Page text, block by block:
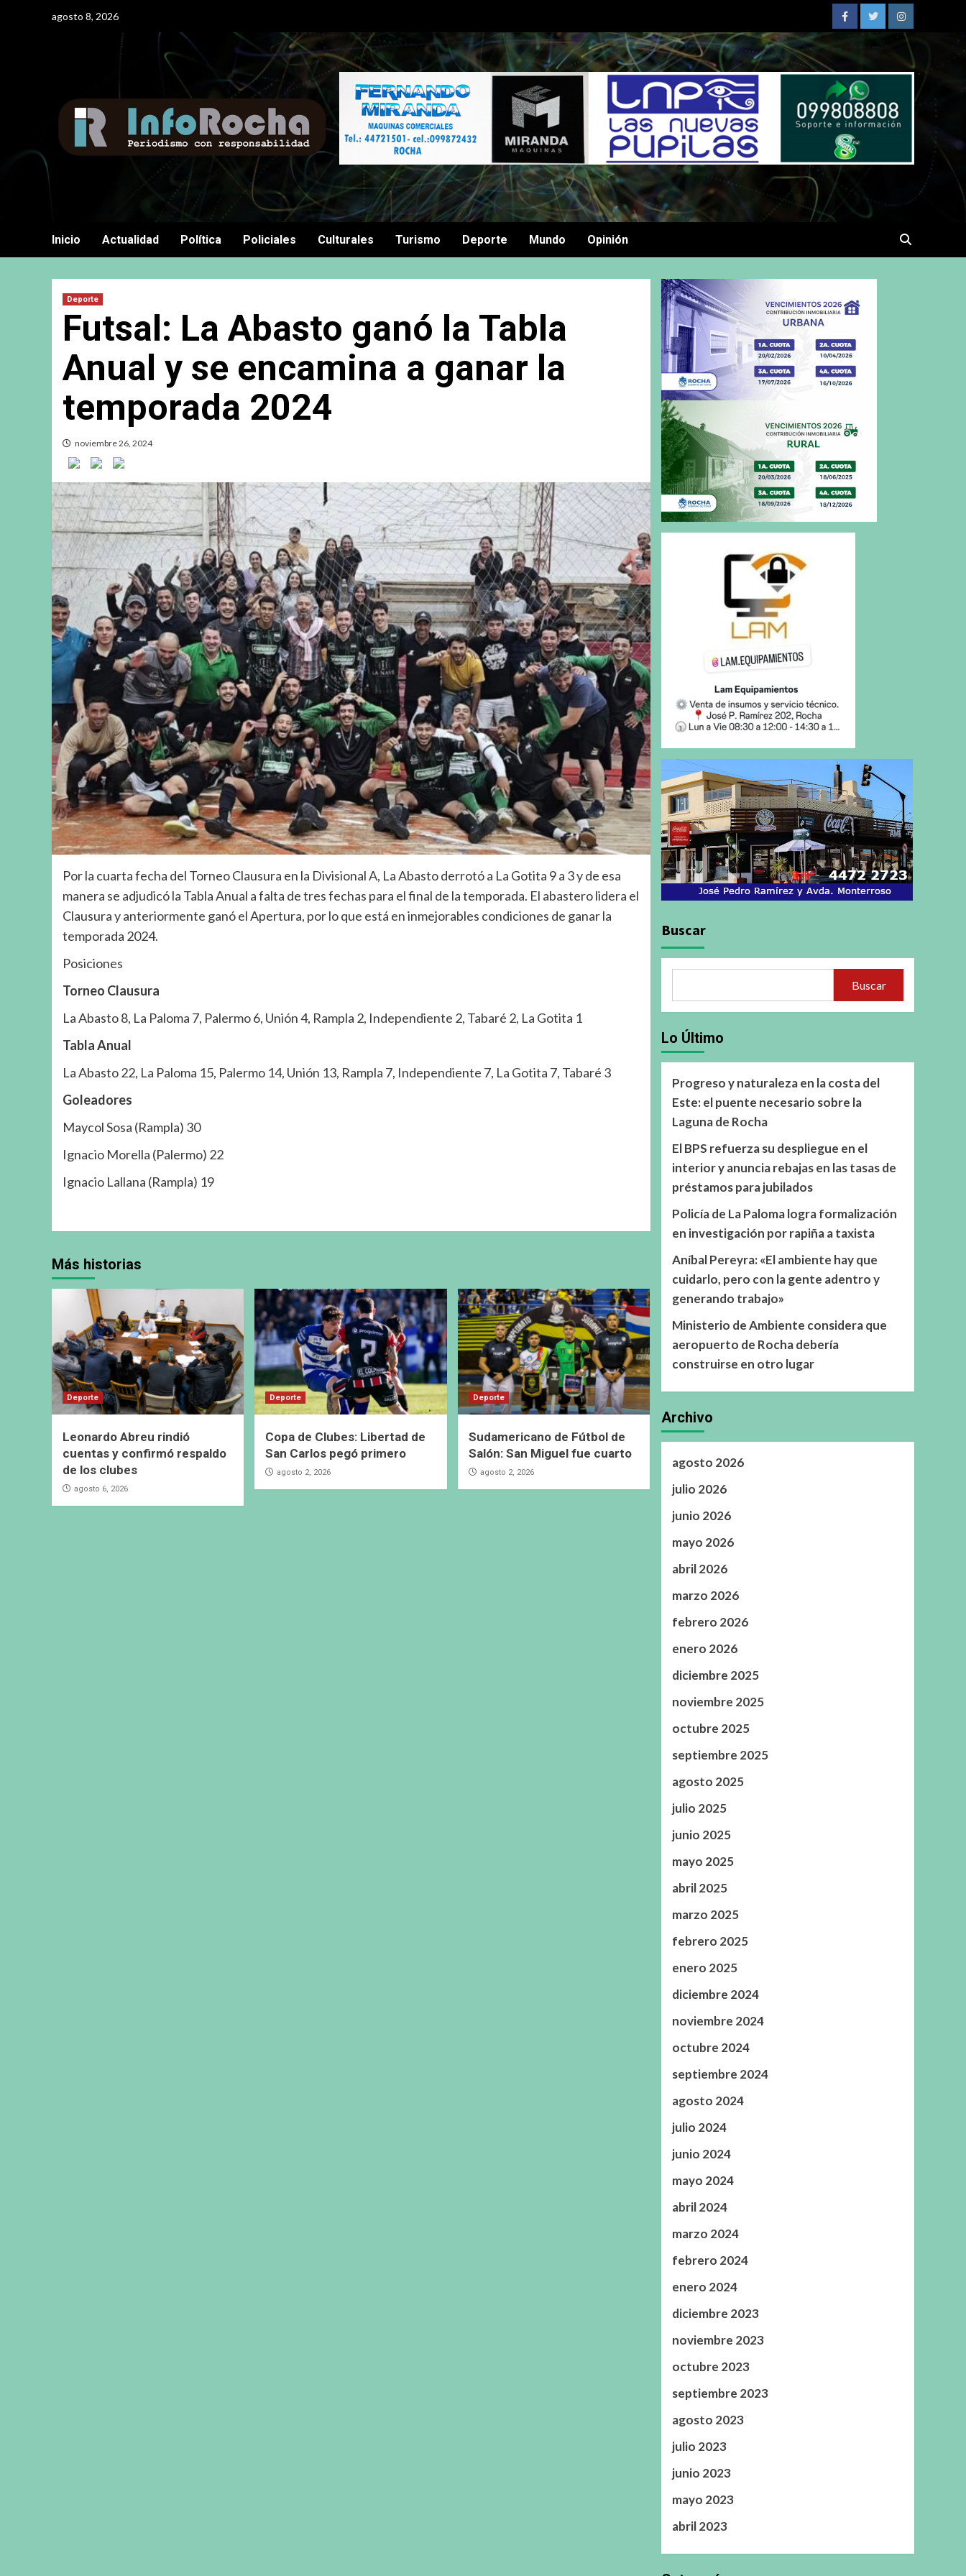
agosto 8, 2026
FacebookTwitterInstagram
Inicio Actualidad Política Policiales Culturales Turismo Deporte Mundo Opinión
Deporte
Futsal: La Abasto ganó la Tabla
Anual y se encamina a ganar la
temporada 2024
noviembre 26, 2024
Por la cuarta fecha del Torneo Clausura en la Divisional A, La Abasto derrotó a La Gotita 9 a 3 y de esa
manera se adjudicó la Tabla Anual a falta de tres fechas para el final de la temporada. El abastero lidera el
Clausura y anteriormente ganó el Apertura, por lo que está en inmejorables condiciones de ganar la
temporada 2024.
Posiciones
Torneo Clausura
La Abasto 8, La Paloma 7, Palermo 6, Unión 4, Rampla 2, Independiente 2, Tabaré 2, La Gotita 1
Tabla Anual
La Abasto 22, La Paloma 15, Palermo 14, Unión 13, Rampla 7, Independiente 7, La Gotita 7, Tabaré 3
Goleadores
Maycol Sosa (Rampla) 30
Ignacio Morella (Palermo) 22
Ignacio Lallana (Rampla) 19
Más historias
Deporte
Leonardo Abreu rindió
cuentas y confirmó respaldo
de los clubes
agosto 6, 2026
Deporte
Copa de Clubes: Libertad de
San Carlos pegó primero
agosto 2, 2026
Deporte
Sudamericano de Fútbol de
Salón: San Miguel fue cuarto
agosto 2, 2026
Buscar
Buscar
Lo Último
Progreso y naturaleza en la costa del
Este: el puente necesario sobre la
Laguna de Rocha
El BPS refuerza su despliegue en el
interior y anuncia rebajas en las tasas de
préstamos para jubilados
Policía de La Paloma logra formalización
en investigación por rapiña a taxista
Aníbal Pereyra: «El ambiente hay que
cuidarlo, pero con la gente adentro y
generando trabajo»
Ministerio de Ambiente considera que
aeropuerto de Rocha debería
construirse en otro lugar
Archivo
agosto 2026
julio 2026
junio 2026
mayo 2026
abril 2026
marzo 2026
febrero 2026
enero 2026
diciembre 2025
noviembre 2025
octubre 2025
septiembre 2025
agosto 2025
julio 2025
junio 2025
mayo 2025
abril 2025
marzo 2025
febrero 2025
enero 2025
diciembre 2024
noviembre 2024
octubre 2024
septiembre 2024
agosto 2024
julio 2024
junio 2024
mayo 2024
abril 2024
marzo 2024
febrero 2024
enero 2024
diciembre 2023
noviembre 2023
octubre 2023
septiembre 2023
agosto 2023
julio 2023
junio 2023
mayo 2023
abril 2023